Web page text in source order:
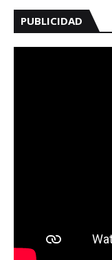
PUBLICIDAD